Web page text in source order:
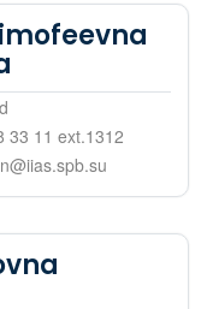
33 11 ext.1312